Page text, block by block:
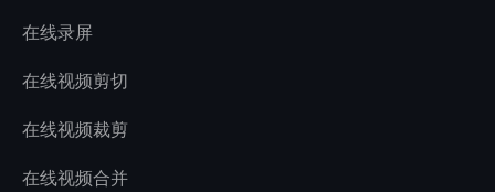
在线录屏
在线视频剪切
在线视频裁剪
在线视频合并